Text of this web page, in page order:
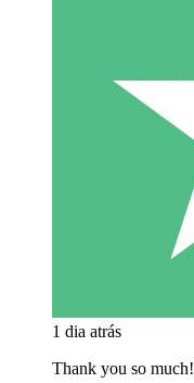
1 dia atrás
Thank you so much!